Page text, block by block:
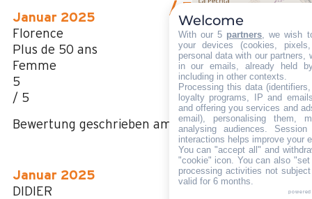
/ 5
Januar 2025
Florence
Plus de 50 ans
Femme
5
/ 5
Bewertung geschrieben am 26/01/2025
Januar 2025
DIDIER
Welcome
With our 5 partners, we wish
your devices (cookies,
personal data with our partners,
in our emails, already held
including in other contexts.
Processing this data
loyalty programs, IP and
and offering you services and
email), personalising them,
analysing audiences.
interactions helps improve your
You can "accept all" and
"cookie" icon. You can also
processing activities not
valid for 6 months.